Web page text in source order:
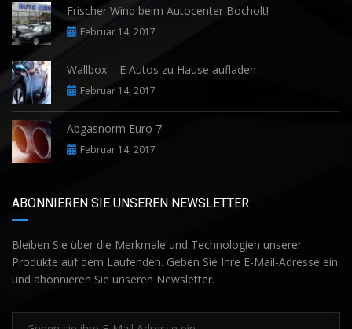
Frischer Wind beim Autocenter Bocholt!
Februar 14, 2017
Wallbox – E Autos zu Hause aufladen
Februar 14, 2017
Abgasnorm Euro 7
Februar 14, 2017
ABONNIEREN SIE UNSEREN NEWSLETTER
Bleiben Sie über die Merkmale und Technologien unserer
Produkte auf dem Laufenden. Geben Sie Ihre E-Mail-Adresse ein
und abonnieren Sie unseren Newsletter.